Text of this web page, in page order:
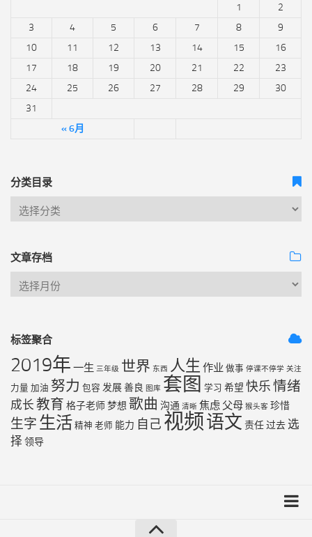
« 6月
1
2
3
4 5 6 7 8
9
10
11 12 13 14 15
16
17
18 19 20 21 22
23
24
25 26 27 28 29
30
31
分类目录
文章存档
标签聚合
2019年 一生 三年级 世界 东西 人生 作业 做事 停课不停学 关注
力量 加油 努力 包容 发展善良 图库 套图 学习 希望 快乐情绪
成长 教育 格子老师梦想 歌曲 沟通 清晰 焦虑 父母 猴头客 珍惜
生字 生活 精神 老师 能力 自己 视频语文 责任过去 选
择 领导